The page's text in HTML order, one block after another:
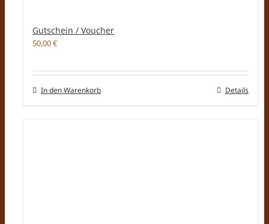
Gutschein / Voucher
50,00€
In den Warenkorb Details